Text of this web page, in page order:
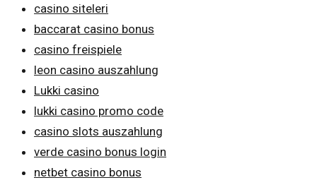
casino siteleri
baccarat casino bonus
casino freispiele
leon casino auszahlung
Lukki casino
lukki casino promo code
casino slots auszahlung
verde casino bonus login
netbet casino bonus